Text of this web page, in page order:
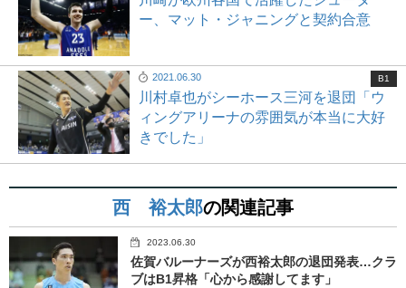
ー、マット・ジャニングと契約合意
2021.06.30
川村卓也がシーホース三河を退団「ウ
ィングアリーナの雰囲気が本当に大好
きでした」
B1
西 裕太郎の関連記事
2023.06.30
佐賀バルーナーズが西裕太郎の退団発表…クラ
ブはB1昇格「心から感謝してます」